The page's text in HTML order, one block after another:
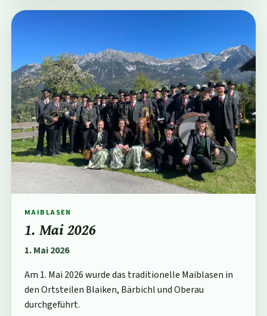
MAIBLASEN
1. Mai 2026
1. Mai 2026
Am 1. Mai 2026 wurde das traditionelle Maiblasen in
den Ortsteilen Blaiken, Bärbichl und Oberau
durchgeführt.